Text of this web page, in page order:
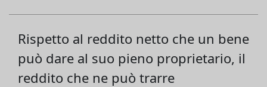
Rispetto al reddito netto che un bene
può dare al suo pieno proprietario, il
reddito che ne può trarre